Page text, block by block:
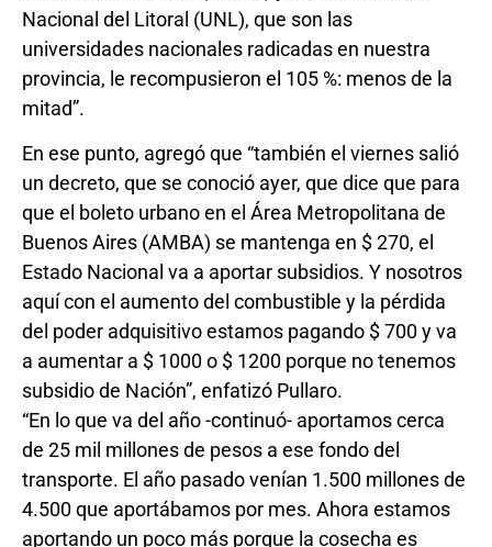
Nacional del Litoral (UNL), que son las
universidades nacionales radicadas en nuestra
provincia, le recompusieron el 105 %: menos de la
mitad”.
En ese punto, agregó que “también el viernes salió
un decreto, que se conoció ayer, que dice que para
que el boleto urbano en el Área Metropolitana de
Buenos Aires (AMBA) se mantenga en $ 270, el
Estado Nacional va a aportar subsidios. Y nosotros
aquí con el aumento del combustible y la pérdida
del poder adquisitivo estamos pagando $ 700 y va
a aumentar a $ 1000 o $ 1200 porque no tenemos
subsidio de Nación”, enfatizó Pullaro.
“En lo que va del año -continuó- aportamos cerca
de 25 mil millones de pesos a ese fondo del
transporte. El año pasado venían 1.500 millones de
4.500 que aportábamos por mes. Ahora estamos
aportando un poco más porque la cosecha es